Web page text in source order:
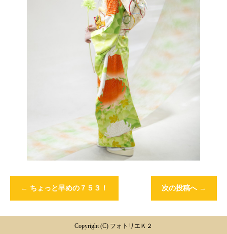
← ちょっと早めの７５３！ 次の投稿へ →
Copyright (C) フォトリエＫ２